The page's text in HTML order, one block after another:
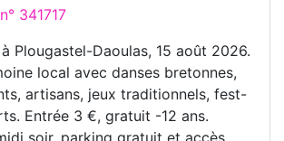
341717
Plougastel-Daoulas, 15 août 2026.
local avec danses bretonnes,
artisans, jeux traditionnels, fest-
Entrée 3 €, gratuit -12 ans.